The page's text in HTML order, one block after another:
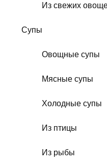
Из свежих
Супы
Овощные супы
Мясные супы
Холодные супы
Из птицы
Из рыбы